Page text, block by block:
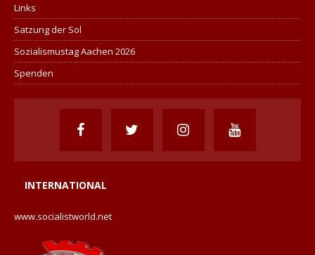
Links
Satzung der Sol
Sozialismustag Aachen 2026
Spenden
INTERNATIONAL
www.socialistworld.net